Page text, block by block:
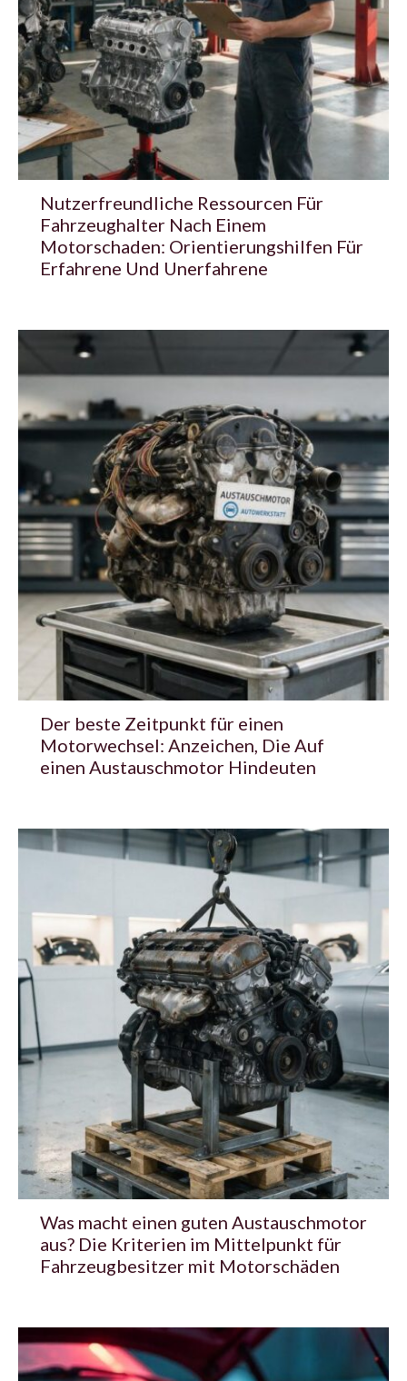
Nutzerfreundliche Ressourcen Für
Fahrzeughalter Nach Einem
Motorschaden: Orientierungshilfen Für
Erfahrene Und Unerfahrene
Der beste Zeitpunkt für einen
Motorwechsel: Anzeichen, Die Auf
einen Austauschmotor Hindeuten
Was macht einen guten Austauschmotor
aus? Die Kriterien im Mittelpunkt für
Fahrzeugbesitzer mit Motorschäden